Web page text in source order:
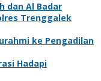
dan Al Badar
Trenggalek
ke Pengadilan
Hadapi